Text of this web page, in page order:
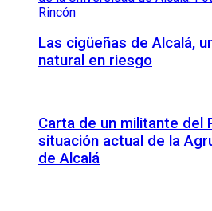
Las cigüeñas de Alcalá,
natural en riesgo
Carta de un militante del
situación actual de la
de Alcalá